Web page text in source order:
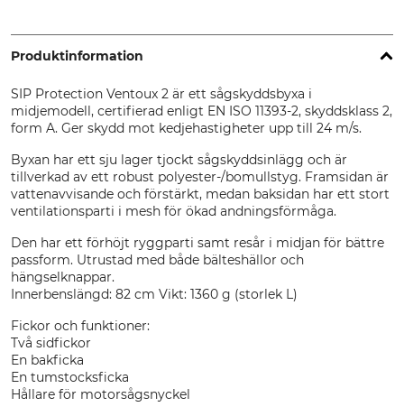
Produktinformation
SIP Protection Ventoux 2 är ett sågskyddsbyxa i
midjemodell, certifierad enligt EN ISO 11393-2, skyddsklass 2,
form A. Ger skydd mot kedjehastigheter upp till 24 m/s.
Byxan har ett sju lager tjockt sågskyddsinlägg och är
tillverkad av ett robust polyester-/bomullstyg. Framsidan är
vattenavvisande och förstärkt, medan baksidan har ett stort
ventilationsparti i mesh för ökad andningsförmåga.
Den har ett förhöjt ryggparti samt resår i midjan för bättre
passform. Utrustad med både bälteshällor och
hängselknappar.
Innerbenslängd: 82 cm Vikt: 1360 g (storlek L)
Fickor och funktioner:
Två sidfickor
En bakficka
En tumstocksficka
Hållare för motorsågsnyckel